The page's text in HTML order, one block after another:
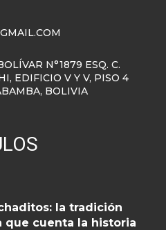
N°1879 ESQ. C.
EDIFICIO V Y V, PISO 4
BOLIVIA
la tradición
que cuenta la historia